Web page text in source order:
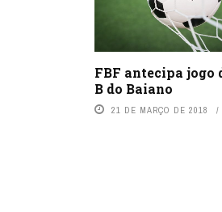
FBF antecipa jogo
B do Baiano
21 DE MARÇO DE 2018